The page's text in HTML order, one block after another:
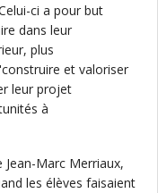
ci a pour but
dans leur
plus
et valoriser
leur projet
à
Marc Merriaux,
les élèves faisaient